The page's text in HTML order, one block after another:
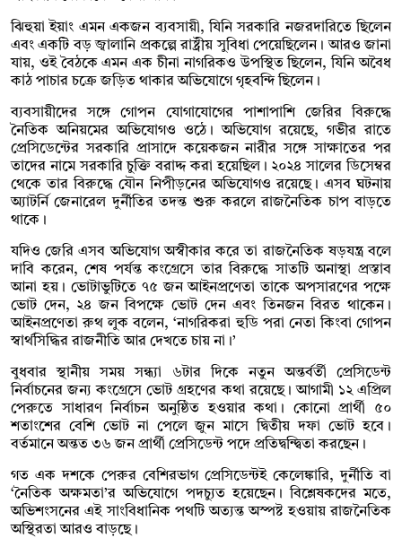
ঝিহুয়া ইয়াং এমন একজন ব্যবসায়ী, যিনি সরকারি নজরদারিতে ছিলেন
এবং একটি বড় জ্বালানি প্রকল্পে রাষ্ট্রীয় সুবিধা পেয়েছিলেন। আরও জানা
যায়, ওই বৈঠকে এমন এক চীনা নাগরিকও উপস্থিত ছিলেন, যিনি অবৈধ
কাঠ পাচার চক্রে জড়িত থাকার অভিযোগে গৃহবন্দি ছিলেন।
ব্যবসায়ীদের সঙ্গে গোপন যোগাযোগের পাশাপাশি জেরির বিরুদ্ধে
নৈতিক অনিয়মের অভিযোগও ওঠে। অভিযোগ রয়েছে, গভীর রাতে
প্রেসিডেন্টের সরকারি প্রাসাদে কয়েকজন নারীর সঙ্গে সাক্ষাতের পর
তাদের নামে সরকারি চুক্তি বরাদ্দ করা হয়েছিল। ২০২৪ সালের ডিসেম্বর
থেকে তার বিরুদ্ধে যৌন নিপীড়নের অভিযোগও রয়েছে। এসব ঘটনায়
অ্যাটর্নি জেনারেল দুর্নীতির তদন্ত শুরু করলে রাজনৈতিক চাপ বাড়তে
থাকে।
যদিও জেরি এসব অভিযোগ অস্বীকার করে তা রাজনৈতিক ষড়যন্ত্র বলে
দাবি করেন, শেষ পর্যন্ত কংগ্রেসে তার বিরুদ্ধে সাতটি অনাস্থা প্রস্তাব
আনা হয়। ভোটাভুটিতে ৭৫ জন আইনপ্রণেতা তাকে অপসারণের পক্ষে
ভোট দেন, ২৪ জন বিপক্ষে ভোট দেন এবং তিনজন বিরত থাকেন।
আইনপ্রণেতা রুথ লুক বলেন, ‘নাগরিকরা হুডি পরা নেতা কিংবা গোপন
স্বার্থসিদ্ধির রাজনীতি আর দেখতে চায় না।’
বুধবার স্থানীয় সময় সন্ধ্যা ৬টার দিকে নতুন অন্তর্বর্তী প্রেসিডেন্ট
নির্বাচনের জন্য কংগ্রেসে ভোট গ্রহণের কথা রয়েছে। আগামী ১২ এপ্রিল
পেরুতে সাধারণ নির্বাচন অনুষ্ঠিত হওয়ার কথা। কোনো প্রার্থী ৫০
শতাংশের বেশি ভোট না পেলে জুন মাসে দ্বিতীয় দফা ভোট হবে।
বর্তমানে অন্তত ৩৬ জন প্রার্থী প্রেসিডেন্ট পদে প্রতিদ্বন্দ্বিতা করছেন।
গত এক দশকে পেরুর বেশিরভাগ প্রেসিডেন্টই কেলেঙ্কারি, দুর্নীতি বা
‘নৈতিক অক্ষমতা’র অভিযোগে পদচ্যুত হয়েছেন। বিশ্লেষকদের মতে,
অভিশংসনের এই সাংবিধানিক পথটি অত্যন্ত অস্পষ্ট হওয়ায় রাজনৈতিক
অস্থিরতা আরও বাড়ছে।